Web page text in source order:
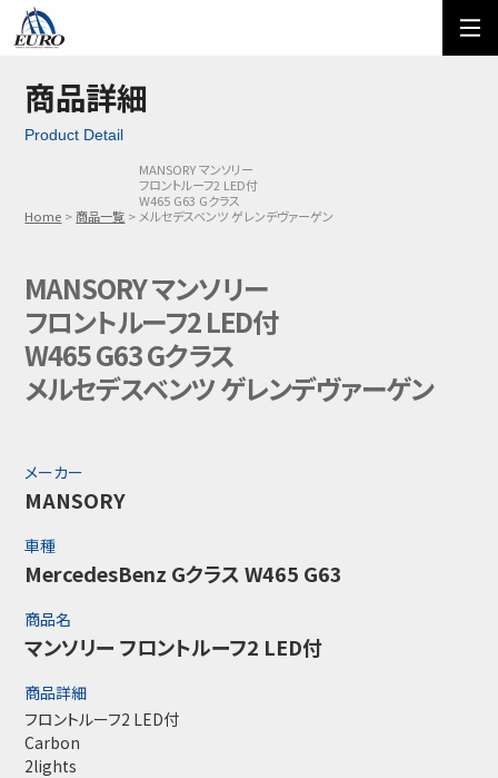
ご利用方法
メール問い合わせ
商品詳細
Product Detail
Home 商品一覧
MANSORY マンソリー
フロントルーフ2 LED付
W465 G63 Gクラス
メルセデスベンツ ゲレンデヴァーゲン
MANSORY マンソリー
フロントルーフ2 LED付
W465 G63 Gクラス
メルセデスベンツ ゲレンデヴァーゲン
メーカー
MANSORY
車種
MercedesBenz Gクラス W465 G63
商品名
マンソリー フロントルーフ2 LED付
商品詳細
フロントルーフ2 LED付
Carbon
2lights